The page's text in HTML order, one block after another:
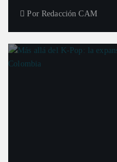
Por Redacción CAM